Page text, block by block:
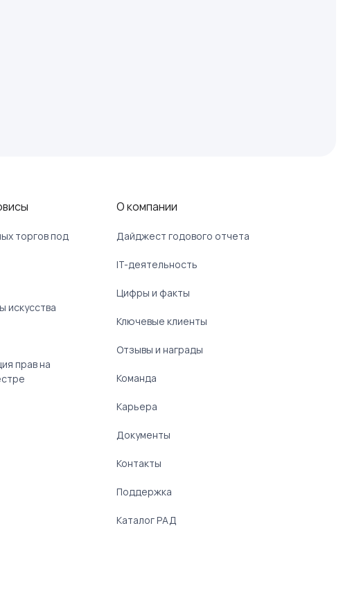
торгов под
искусства
прав на
О компании
Дайджест годового отчета
IT-деятельность
Цифры и факты
Ключевые клиенты
Отзывы и награды
Команда
Карьера
Документы
Контакты
Поддержка
Каталог РАД